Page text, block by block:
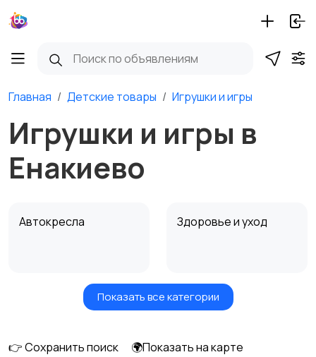
Главная Детские товары Игрушки и игры
Игрушки и игры в
Енакиево
Автокресла Здоровье и уход
Игрушки и игры Детские коляски
Показать все категории
👉 Сохранить поиск
🌍Показать на карте